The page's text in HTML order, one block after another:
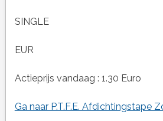
SINGLE
EUR
Actieprijs vandaag : 1.30 Euro
Ga naar P.T.F.E. Afdichtingstape